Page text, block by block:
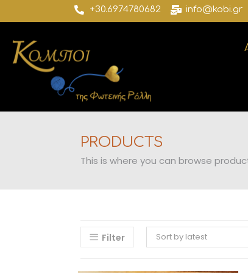
+30.6974780682 info@kobi.gr
PRODUCTS
This is where you can browse
Filter Sort by latest